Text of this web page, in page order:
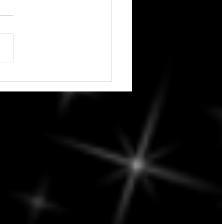
constructifs et